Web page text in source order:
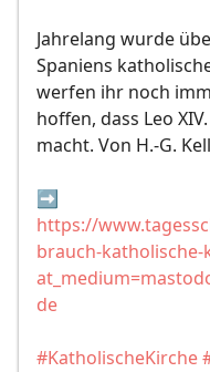
Jahrelang wurde
Spaniens
werfen ihr noch
hoffen, dass Leo
macht. Von H.-G.
➡️
https://
brauch-
de
#KatholischeKirche